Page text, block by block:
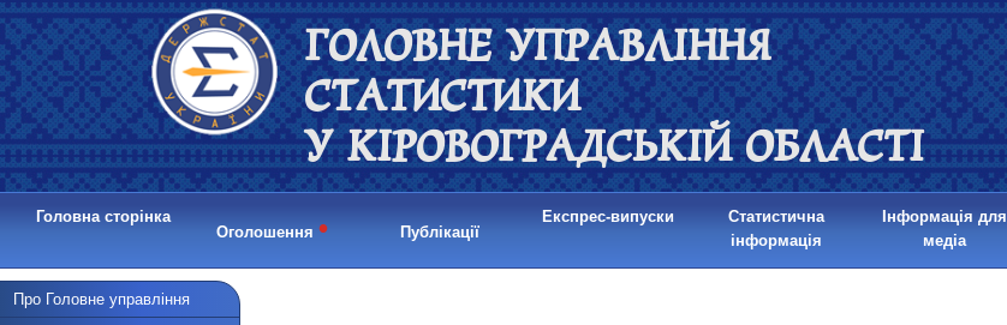
ГОЛОВНЕ УПРАВЛІННЯ
СТАТИСТИКИ
У КІРОВОГРАДСЬКІЙ ОБЛАСТІ
Головна сторінка
Оголошення • Публікації
Експрес-випуски
Статистична
інформація
Інформація для
медіа
Про Головне управління